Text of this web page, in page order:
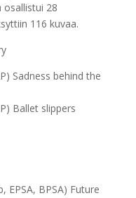
osallistui 28
116 kuvaa.
Sadness behind the
Ballet slippers
EPSA, BPSA) Future